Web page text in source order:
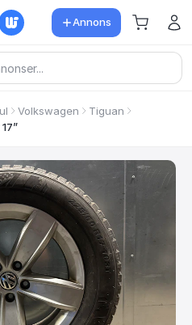
Annons
Volkswagen
Tiguan